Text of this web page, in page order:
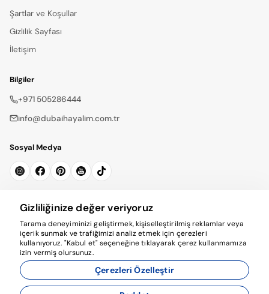
Şartlar ve Koşullar
Gizlilik Sayfası
İletişim
Bilgiler
+971 505286444
info@dubaihayalim.com.tr
Sosyal Medya
Abone Ol
Gizliliğinize değer veriyoruz
Tarama deneyiminizi geliştirmek, kişiselleştirilmiş reklamlar veya
içerik sunmak ve trafiğimizi analiz etmek için çerezleri
kullanıyoruz. "Kabul et" seçeneğine tıklayarak çerez kullanmamıza
izin vermiş olursunuz.
Çerezleri Özelleştir